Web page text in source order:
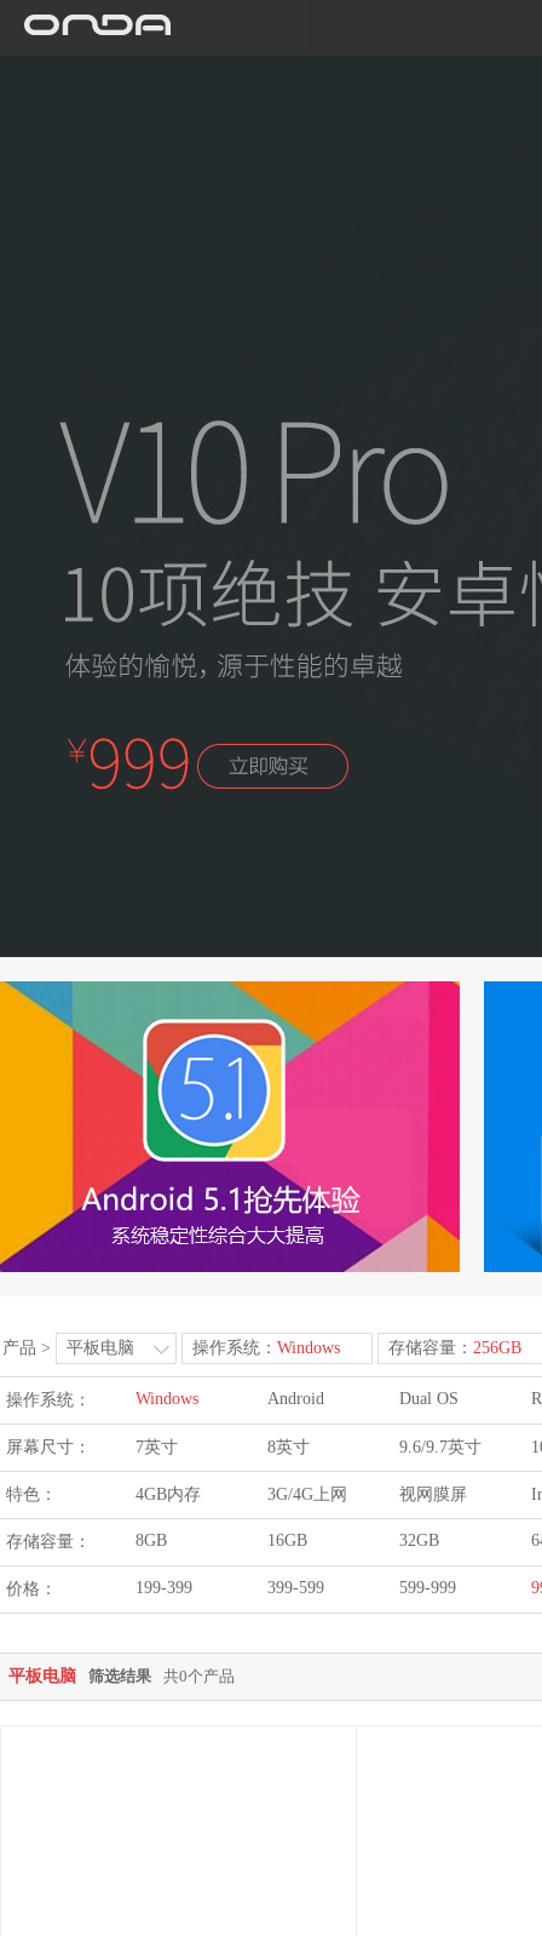
产品 > 平板电脑 操作系统： Windows 存储容量： 256GB
操作系统： Windows Android Dual OS
屏幕尺寸： 7英寸 8英寸 9.6/9.7英寸
特色： 4GB内存 3G/4G上网 视网膜屏
存储容量： 8GB 16GB 32GB
价格： 199-399 399-599 599-999
平板电脑 筛选结果 共0个产品